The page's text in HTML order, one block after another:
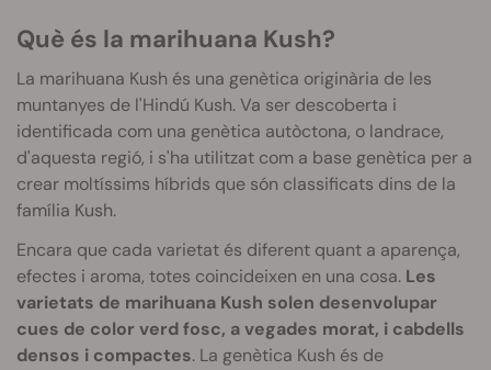
Què és la marihuana Kush?
La marihuana Kush és una genètica originària de les
muntanyes de l'Hindú Kush. Va ser descoberta i
identificada com una genètica autòctona, o landrace,
d'aquesta regió, i s'ha utilitzat com a base genètica per a
crear moltíssims híbrids que són classificats dins de la
família Kush.
Encara que cada varietat és diferent quant a aparença,
efectes i aroma, totes coincideixen en una cosa. Les
varietats de marihuana Kush solen desenvolupar
cues de color verd fosc, a vegades morat, i cabdells
densos i compactes. La genètica Kush és de